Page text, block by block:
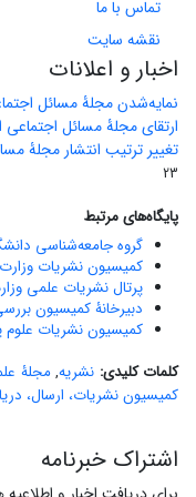
تماس با ما
نقشه سایت
اخبار و اعلانات
نمایه‌شدن مجلۀ مسائل
ارتقای مجلۀ مسائل اجتماعی
تغییر ترتیب انتشار مجلۀ
23
پایگاه‌های مرتبط
گروه جامعه‌شناسی
کمیسیون نشریات
پرتال نشریات علمی
دبیرخانۀ کمیسیون
کمیسیون نشریات
کلمات کلیدی: نشریه,مجلۀ
کمیسیون نشریات، ارسال،
اشتراک خبرنامه